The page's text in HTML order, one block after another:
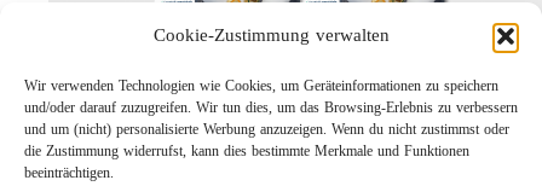
Cookie-Zustimmung verwalten
Wir verwenden Technologien wie Cookies, um Geräteinformationen zu speichern
und/oder darauf zuzugreifen. Wir tun dies, um das Browsing-Erlebnis zu verbessern
und um (nicht) personalisierte Werbung anzuzeigen. Wenn du nicht zustimmst oder
die Zustimmung widerrufst, kann dies bestimmte Merkmale und Funktionen
beeinträchtigen.
Leichtbau-Rotordüse ST-415